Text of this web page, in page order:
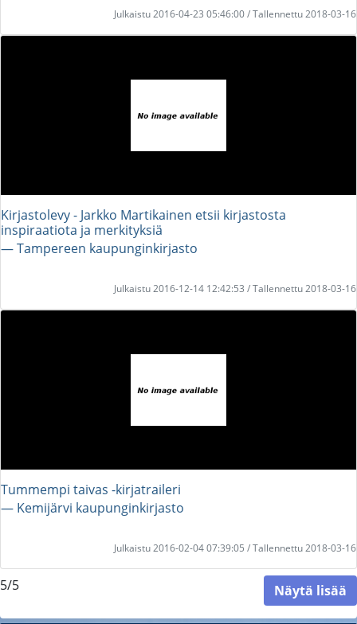
Julkaistu 2016-04-23 05:46:00 / Tallennettu 2018-03-16
Kirjastolevy - Jarkko Martikainen etsii kirjastosta
inspiraatiota ja merkityksiä
― Tampereen kaupunginkirjasto
Julkaistu 2016-12-14 12:42:53 / Tallennettu 2018-03-16
Tummempi taivas -kirjatraileri
― Kemijärvi kaupunginkirjasto
Julkaistu 2016-02-04 07:39:05 / Tallennettu 2018-03-16
5/5 Näytä lisää